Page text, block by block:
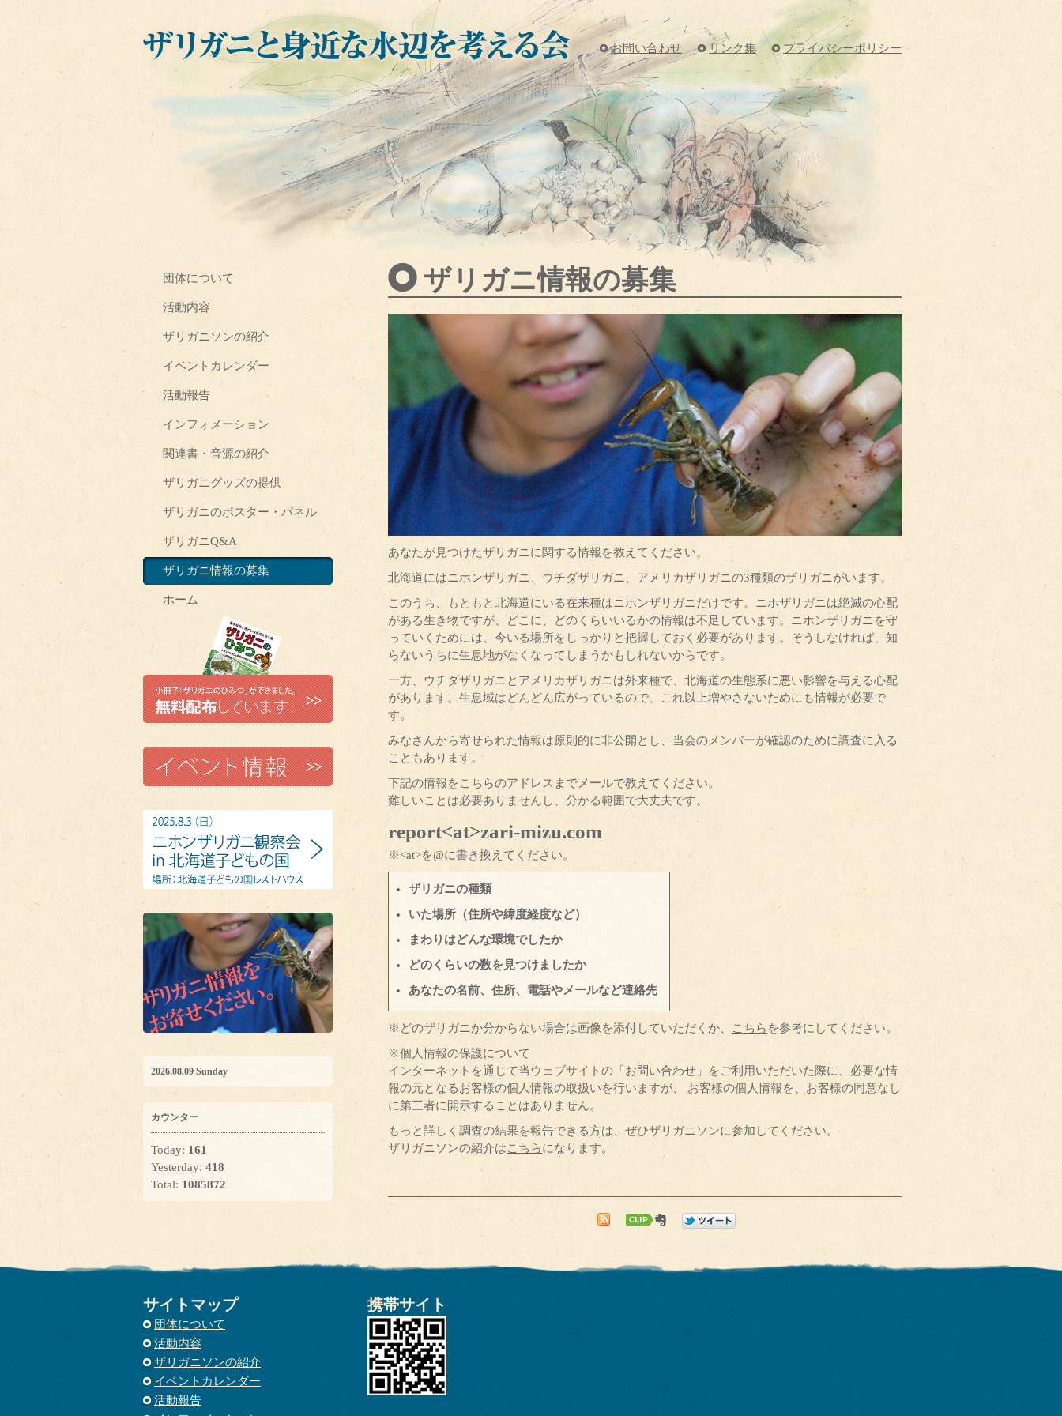
お問い合わせ リンク集 プライバシーポリシー
ザリガニ情報の募集
あなたが見つけたザリガニに関する情報を教えてください。
北海道にはニホンザリガニ、ウチダザリガニ、アメリカザリガニの3種類のザリガニがいます。
このうち、もともと北海道にいる在来種はニホンザリガニだけです。ニホザリガニは絶滅の心配
がある生き物ですが、どこに、どのくらいいるかの情報は不足しています。ニホンザリガニを守
っていくためには、今いる場所をしっかりと把握しておく必要があります。そうしなければ、知
らないうちに生息地がなくなってしまうかもしれないからです。
一方、ウチダザリガニとアメリカザリガニは外来種で、北海道の生態系に悪い影響を与える心配
があります。生息域はどんどん広がっているので、これ以上増やさないためにも情報が必要で
す。
みなさんから寄せられた情報は原則的に非公開とし、当会のメンバーが確認のために調査に入る
こともあります。
下記の情報をこちらのアドレスまでメールで教えてください。
難しいことは必要ありませんし、分かる範囲で大丈夫です。
report<at>zari-mizu.com
※<at>を@に書き換えてください。
ザリガニの種類
いた場所（住所や緯度経度など）
まわりはどんな環境でしたか
どのくらいの数を見つけましたか
あなたの名前、住所、電話やメールなど連絡先
※どのザリガニか分からない場合は画像を添付していただくか、 こちら を参考にしてください。
※個人情報の保護について
インターネットを通じて当ウェブサイトの「お問い合わせ」をご利用いただいた際に、必要な情
報の元となるお客様の個人情報の取扱いを行いますが、 お客様の個人情報を、お客様の同意なし
に第三者に開示することはありません。
もっと詳しく調査の結果を報告できる方は、ぜひザリガニソンに参加してください。
ザリガニソンの紹介はこちらになります。
団体について
活動内容
ザリガニソンの紹介
イベントカレンダー
活動報告
インフォメーション
関連書・音源の紹介
ザリガニグッズの提供
ザリガニのポスター・パネル
ザリガニQ&A
ザリガニ情報の募集
ホーム
2026.08.09 Sunday
カウンター
Today: 161
Yesterday: 418
Total: 1085872
サイトマップ
団体について
活動内容
ザリガニソンの紹介
イベントカレンダー
活動報告
携帯サイト